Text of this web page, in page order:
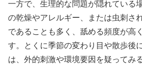
一方で、生理的な問題が隠れている
の乾燥やアレルギー、または虫刺さ
であることも多く、舐める頻度が高
す。とくに季節の変わり目や散歩後
は、外的刺激や環境要因を疑ってみ